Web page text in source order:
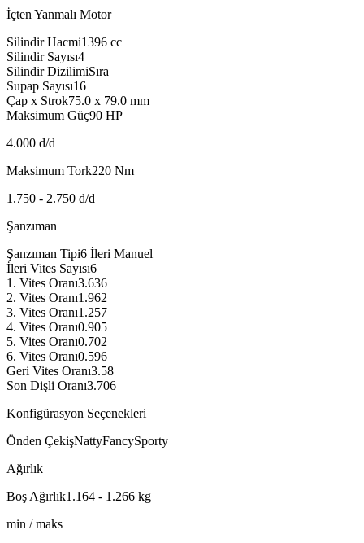
İçten Yanmalı Motor
Silindir Hacmi1396 cc
Silindir Sayısı4
Silindir DizilimiSıra
Supap Sayısı16
Çap x Strok75.0 x 79.0 mm
Maksimum Güç90 HP
4.000 d/d
Maksimum Tork220 Nm
1.750 - 2.750 d/d
Şanzıman
Şanzıman Tipi6 İleri Manuel
İleri Vites Sayısı6
1. Vites Oranı3.636
2. Vites Oranı1.962
3. Vites Oranı1.257
4. Vites Oranı0.905
5. Vites Oranı0.702
6. Vites Oranı0.596
Geri Vites Oranı3.58
Son Dişli Oranı3.706
Konfigürasyon Seçenekleri
Önden ÇekişNattyFancySporty
Ağırlık
Boş Ağırlık1.164 - 1.266 kg
min / maks